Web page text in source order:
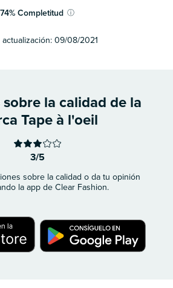
74%Completitud ⓘ
actualización: 09/08/2021
la calidad de la
Tape à l'oeil
3/5
sobre la calidad o da tu opinión
la app de Clear Fashion.